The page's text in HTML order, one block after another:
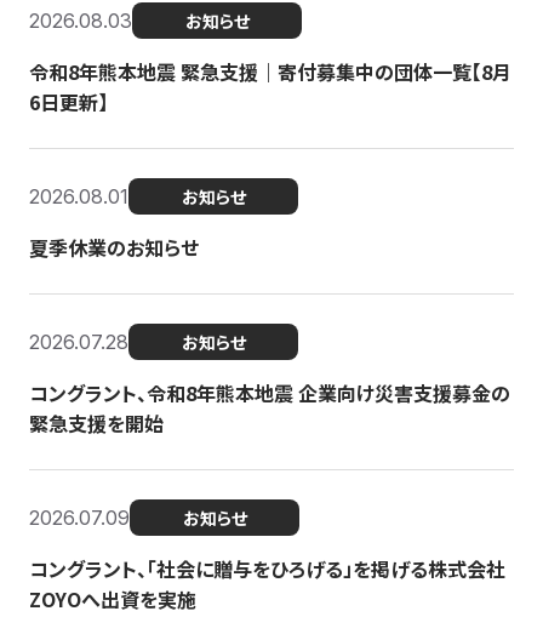
2026.08.03 お知らせ
令和8年熊本地震 緊急支援｜寄付募集中の団体一覧【8月
6日更新】
2026.08.01 お知らせ
夏季休業のお知らせ
2026.07.28 お知らせ
コングラント、令和8年熊本地震 企業向け災害支援募金の
緊急支援を開始
2026.07.09 お知らせ
コングラント、「社会に贈与をひろげる」を掲げる株式会社
ZOYOへ出資を実施